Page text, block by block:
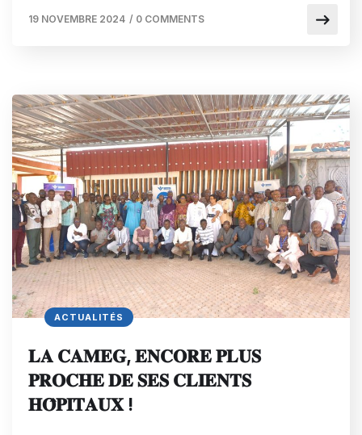
19 NOVEMBRE 2024 / 0 COMMENTS
ACTUALITÉS
𝐋𝐀 𝐂𝐀𝐌𝐄𝐆, 𝐄𝐍𝐂𝐎𝐑𝐄 𝐏𝐋𝐔𝐒
𝐏𝐑𝐎𝐂𝐇𝐄 𝐃𝐄 𝐒𝐄𝐒 𝐂𝐋𝐈𝐄𝐍𝐓𝐒
𝐇𝐎̂𝐏𝐈𝐓𝐀𝐔𝐗 !